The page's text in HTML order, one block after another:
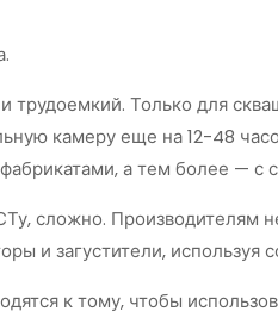
Только для
камеру еще на 12-48
а тем более —
сложно. Производителям
и загустители,
к тому, чтобы